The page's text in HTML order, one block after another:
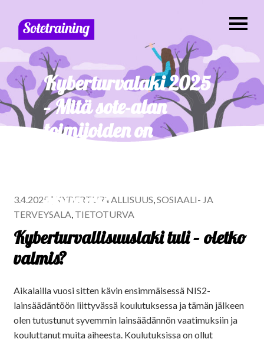
Kyberturvalaki 2025
– Mitä sote-alan
toimijoiden on
apunasi!
3.4.2025 | KYBERTURVALLISUUS,SOSIAALI- JA
TERVEYSALA, TIETOTURVA
Kyberturvallisuuslaki tuli – oletko
valmis?
Aikalailla vuosi sitten kävin ensimmäisessä NIS2-
lainsäädäntöön liittyvässä koulutuksessa ja tämän jälkeen
olen tutustunut syvemmin lainsäädännön vaatimuksiin ja
kouluttanut muita aiheesta. Koulutuksissa on ollut